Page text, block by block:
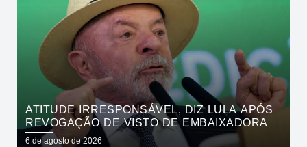
ATITUDE IRRESPONSÁVEL, DIZ LULA APÓS
REVOGAÇÃO DE VISTO DE EMBAIXADORA
6 de agosto de 2026